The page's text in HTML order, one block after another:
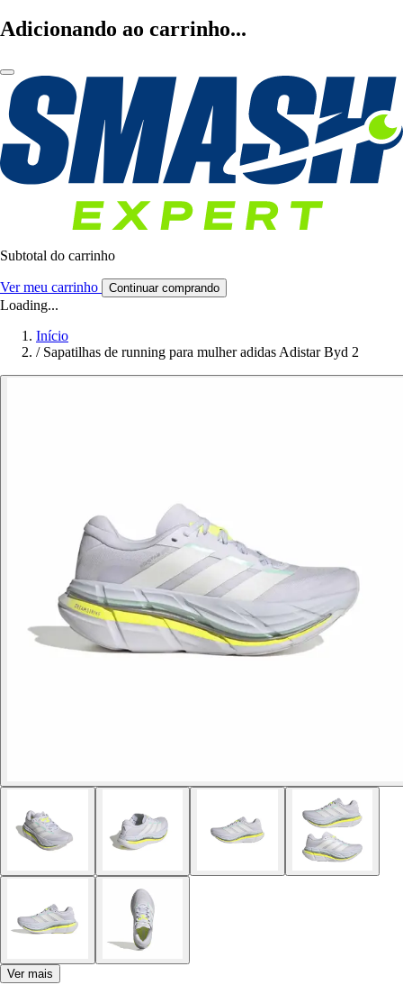
Adicionando ao carrinho...
Subtotal do carrinho
Ver meu carrinho Continuar comprando
Loading...
Início
/ Sapatilhas de running para mulher adidas Adistar Byd 2
Ver mais